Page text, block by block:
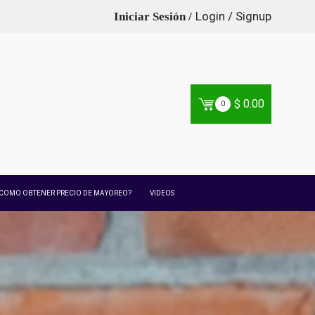
Login / Signup
0 $ 0.00
OBTENER PRECIO DE MAYOREO? VIDEOS